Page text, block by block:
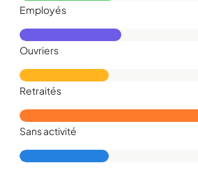
Employés
Ouvriers
Retraités
Sans activité